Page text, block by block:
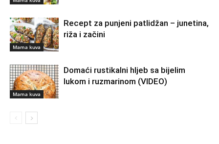
Mama kuva
Recept za punjeni patlidžan – junetina,
riža i začini
Mama kuva
Domaći rustikalni hljeb sa bijelim
lukom i ruzmarinom (VIDEO)